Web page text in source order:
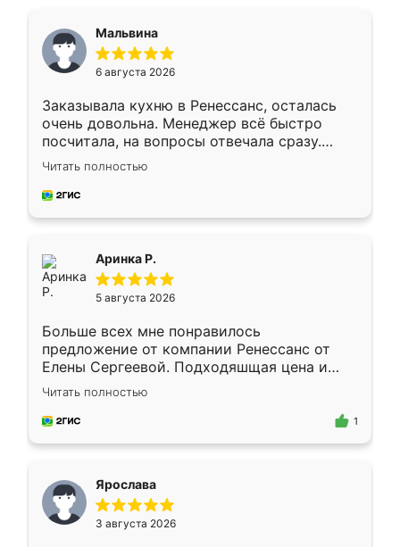
Мальвина
6 августа 2026
Заказывала кухню в Ренессанс, осталась
очень довольна. Менеджер всё быстро
посчитала, на вопросы отвечала сразу.
Замерщик приехал в субботу, подошёл к
делу со всей ответственностью. Собрали
за день, ребята работали аккуратно, даже
Читать полностью
Аринка Р.
5 августа 2026
Больше всех мне понравилось
предложение от компании Ренессанс от
Елены Сергеевой. Подходяшщая цена и
короткие сроки изготовления. Приехавший
для замера сотрудник Владислав
предложил по моему эскизу самый
Читать полностью
1
Ярослава
3 августа 2026